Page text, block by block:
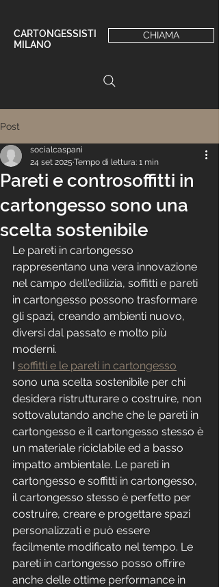
CARTONGESSISTI
MILANO
CHIAMA
Post
Pareti e controsoffitti in
cartongesso sono una
scelta sostenibile
socialcaspani
24 set 2025 Tempo di lettura: 1 min
Le pareti in cartongesso
rappresentano una vera innovazione
nel campo dell'edilizia, soffitti e pareti
in cartongesso possono trasformare
gli spazi, creando ambienti nuovo,
diversi dal passato e molto più
moderni.
I soffitti e le pareti in cartongesso
sono una scelta sostenibile per chi
desidera ristrutturare o costruire, non
sottovalutando anche che le pareti in
cartongesso e il cartongesso stesso è
un materiale riciclabile ed a basso
impatto ambientale. Le pareti in
cartongesso e soffitti in cartongesso,
il cartongesso stesso è perfetto per
costruire, creare e progettare spazi
personalizzati e può essere
facilmente modificato nel tempo. Le
pareti in cartongesso posso offrire
anche delle ottime performance in